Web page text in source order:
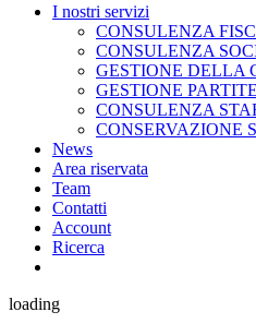
I nostri servizi
CONSULENZA
CONSULENZA
GESTIONE DELLA
GESTIONE
CONSULENZA
CONSERVAZIONE
News
Area riservata
Team
Contatti
Account
Ricerca
loading